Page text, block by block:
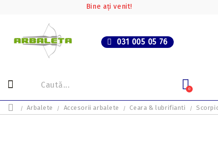
Bine ați venit!
031 005 05 76
0
Arbalete Accesorii arbalete Ceara & lubrifianti